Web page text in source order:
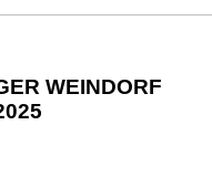
WEINDORF